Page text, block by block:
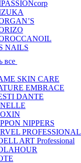
NAILS
все
SKIN CARE
EMBRACE
DANTE
NIPPERS
PROFESSIONAL
ART Professional